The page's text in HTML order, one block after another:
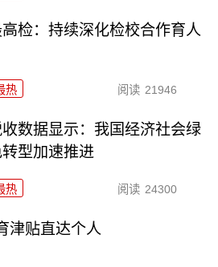
高检：持续深化检校合作育人
热 阅读 21946
数据显示：我国经济社会绿
转型加速推进
热 阅读 24300
津贴直达个人